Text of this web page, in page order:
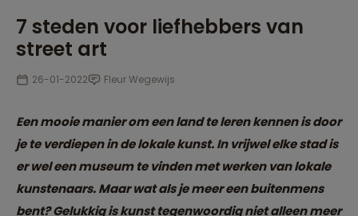
7 steden voor liefhebbers van
street art
26-01-2022 Fleur Wegewijs
Een mooie manier om een land te leren kennen is door
je te verdiepen in de lokale kunst. In vrijwel elke stad is
er wel een museum te vinden met werken van lokale
kunstenaars. Maar wat als je meer een buitenmens
bent? Gelukkig is kunst tegenwoordig niet alleen meer